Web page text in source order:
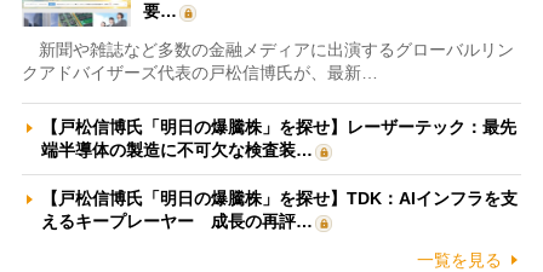
要…
新聞や雑誌など多数の金融メディアに出演するグローバルリン
クアドバイザーズ代表の戸松信博氏が、最新…
【戸松信博氏「明日の爆騰株」を探せ】レーザーテック：最先
端半導体の製造に不可欠な検査装…
【戸松信博氏「明日の爆騰株」を探せ】TDK：AIインフラを支
えるキープレーヤー 成長の再評…
一覧を見る